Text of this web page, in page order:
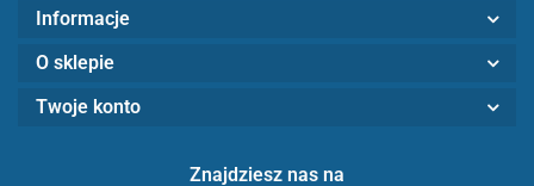
Informacje
O sklepie
Twoje konto
Znajdziesz nas na